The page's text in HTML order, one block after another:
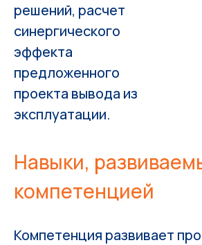
решений, расчет
синергического
эффекта
предложенного
проекта вывода из
эксплуатации.
Навыки,
компетенцией
Компетенция развивает